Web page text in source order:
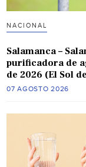
NACIONAL
Salamanca –
purificadora de
de 2026 (El Sol
07 AGOSTO 2026